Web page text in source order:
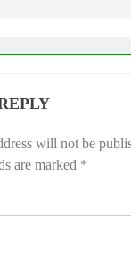
will not be
are marked *